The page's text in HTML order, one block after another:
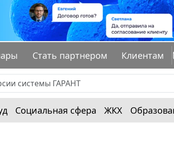
Стать партнером Клиентам
Социальная сфера ЖКХ